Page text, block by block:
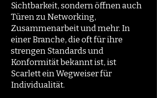
Sichtbarkeit, sondern öffnen auch
Türen zu Networking,
Zusammenarbeit und mehr. In
einer Branche, die oft für ihre
strengen Standards und
Konformität bekannt ist, ist
Scarlett ein Wegweiser für
Individualität.